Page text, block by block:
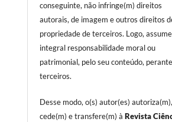
conseguinte, não infringe(m) direitos
autorais, de imagem e outros direitos
propriedade de terceiros. Logo,
integral responsabilidade moral ou
patrimonial, pelo seu conteúdo, perante
terceiros.
Desse modo, o(s) autor(es) autoriza(m),
cede(m) e transfere(m) àRevista